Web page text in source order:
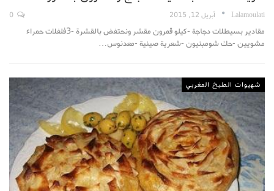
Lalamoulati أبريل 12, 2015
مقادير بسيطلات دجاجة -كيلو قمرون مقشر ونحتفض بالقشرة -3فلفلات حمراء
مشويين -حك شومبنيون -شعرية صينية -معدنوس…
شهيوات الطبخ المغربي